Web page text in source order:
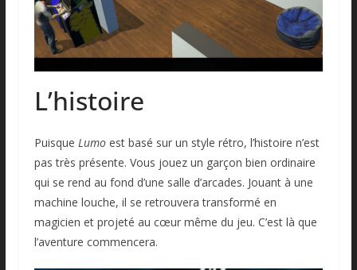
L’histoire
Puisque Lumoest basé sur un style rétro, l’histoire n’est
pas très présente. Vous jouez un garçon bien ordinaire
qui se rend au fond d’une salle d’arcades. Jouant à une
machine louche, il se retrouvera transformé en
magicien et projeté au cœur même du jeu. C’est là que
l’aventure commencera.